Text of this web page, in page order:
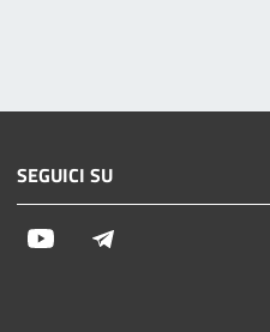
SEGUICI SU
Youtube